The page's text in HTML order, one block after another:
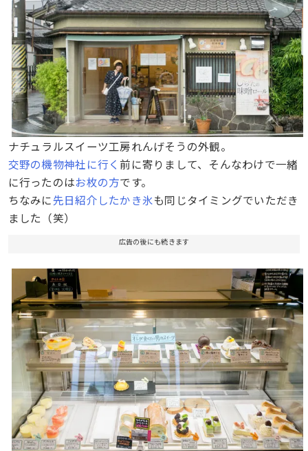
ナチュラルスイーツ工房れんげそうの外観。
交野の機物神社に行く 前に寄りまして、そんなわけで一緒
に行ったのはお枚の方です。
ちなみに先日紹介したかき氷も同じタイミングでいただき
ました（笑）
広告の後にも続きます